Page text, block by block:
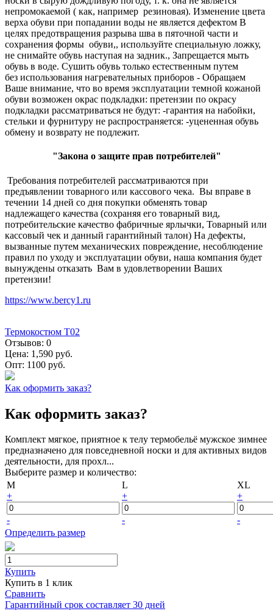
непромокаемой ( как, например резиновая). Изменение цвета
верха обуви при попадании воды не является дефектом В
целях предотвращения разрыва шва в пяточной части и
сохранения формы обуви,, используйте специальную ложку,
не снимайте обувь наступая на задник., Запрещается мыть
обувь в воде. Сушить обувь только естественным путем
без использования нагревательных приборов - Обращаем
Ваше внимание, что во время эксплуатации темной кожаной
обуви возможен окрас подкладки: претензии по окрасу
подкладки рассматриваться не будут: -гарантия на набойки,
стельки и фурнитуру не распространяется: -уцененная обувь
обмену и возврату не подлежит.
"Закона о защите прав потребителей"
Требования потребителей рассматриваются при
предъявлении товарного или кассового чека. Вы вправе в
течении 14 дней со дня покупки обменять товар
надлежащего качества (сохраняя его товарный вид,
потребительские качество фабричные ярлычки, Товарный или
кассовый чек и данный гарантийный талон) На дефекты,
вызванные путем механических повреждение, несоблюдение
правил по уходу и эксплуатации обуви, наша компания будет
вынуждены отказать Вам в удовлетворении Ваших
претензии!
https://www.bercy1.ru
Термокостюм Т02
Отзывов: 0
Цена: 1,590 руб.
Опт: 1100 руб.
Как оформить заказ?
Как оформить заказ?
Комплект мягкое, приятное к телу термобельё мужское зимнее
предназначено для повседневной носки и для активных видов
деятельности, для прохл...
Выберите размер и количество:
M
+
-
L
+
-
XL
+
-
Определить размер
Купить
Купить в 1 клик
Сравнить
Гарантийный срок составляет 30 дней